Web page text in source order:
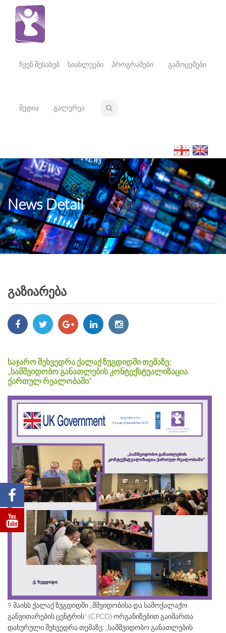
ჩვენ შესახებ სიახლეები პროგრამები გამოცემები
მედია გალერეა
News Detail
გაზიარება
საჯარო შეხვედრა ქალაქ ზუგდიდში თემაზე:
„სამშვიდობო განათლების კონტექსტუალიზაცია
ქართულ რეალობაში“
9 მაისს ქალაქ ზუგდიდში „მშვიდობისა და სამოქალაქო
განვითარების ცენტრის“ (CPCD) ორგანიზებით გაიმართა
დახურული შეხვედრა თემაზე: „სამშვიდობო განათლების